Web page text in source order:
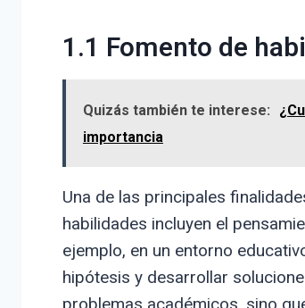
1.1 Fomento de
Quizás también te interese:
importancia
Una de las principales
habilidades incluyen el
ejemplo, en un entorno
hipótesis y desarrollar
problemas académicos, sino